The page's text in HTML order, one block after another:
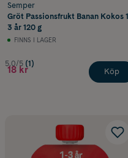
Semper
Gröt Passionsfrukt Banan Kokos
3 år 120 g
FINNS I LAGER
5.0/5 (1)
18 kr Köp